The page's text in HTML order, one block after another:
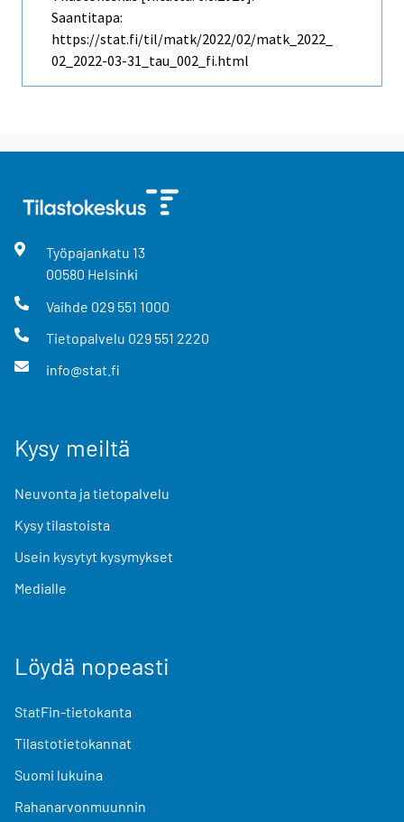
Saantitapa:
https://stat.fi/til/matk/2022/02/matk_2022_
02_2022-03-31_tau_002_fi.html
Työpajankatu 13
00580 Helsinki
Vaihde 029 551 1000
Tietopalvelu 029 551 2220
info@stat.fi
Kysy meiltä
Neuvonta ja tietopalvelu
Kysy tilastoista
Usein kysytyt kysymykset
Medialle
Löydä nopeasti
StatFin-tietokanta
Tilastotietokannat
Suomi lukuina
Rahanarvonmuunnin